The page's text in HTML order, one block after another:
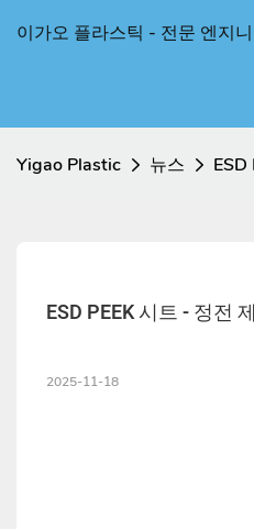
이가오 플라스틱 - 전문 엔지
Yigao Plastic 뉴스 ESD
ESD PEEK 시트 - 정전
2025-11-18